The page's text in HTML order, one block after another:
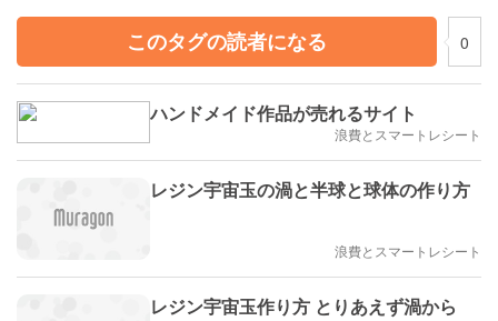
このタグの読者になる
0
ハンドメイド作品が売れるサイト
浪費とスマートレシート
レジン宇宙玉の渦と半球と球体の作り方
浪費とスマートレシート
レジン宇宙玉作り方 とりあえず渦から